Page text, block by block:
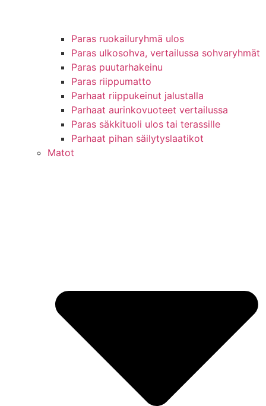
Paras ruokailuryhmä ulos
Paras ulkosohva, vertailussa sohvaryhmät
Paras puutarhakeinu
Paras riippumatto
Parhaat riippukeinut jalustalla
Parhaat aurinkovuoteet vertailussa
Paras säkkituoli ulos tai terassille
Parhaat pihan säilytyslaatikot
Matot